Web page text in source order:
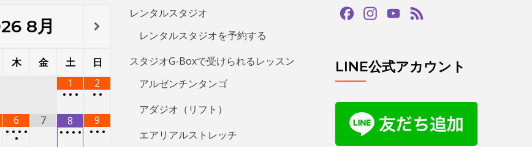
8月
木 金 土
日
1
• • •
2
• •
6
• • • •
•
7
8
• • • •
9
• • •
レンタルスタジオ
レンタルスタジオを予約する
スタジオG-Boxで受けられるレッスン
アルゼンチンタンゴ
アダジオ（リフト）
エアリアルストレッチ
FacebookInstagramYouTube
LINE公式アカウント